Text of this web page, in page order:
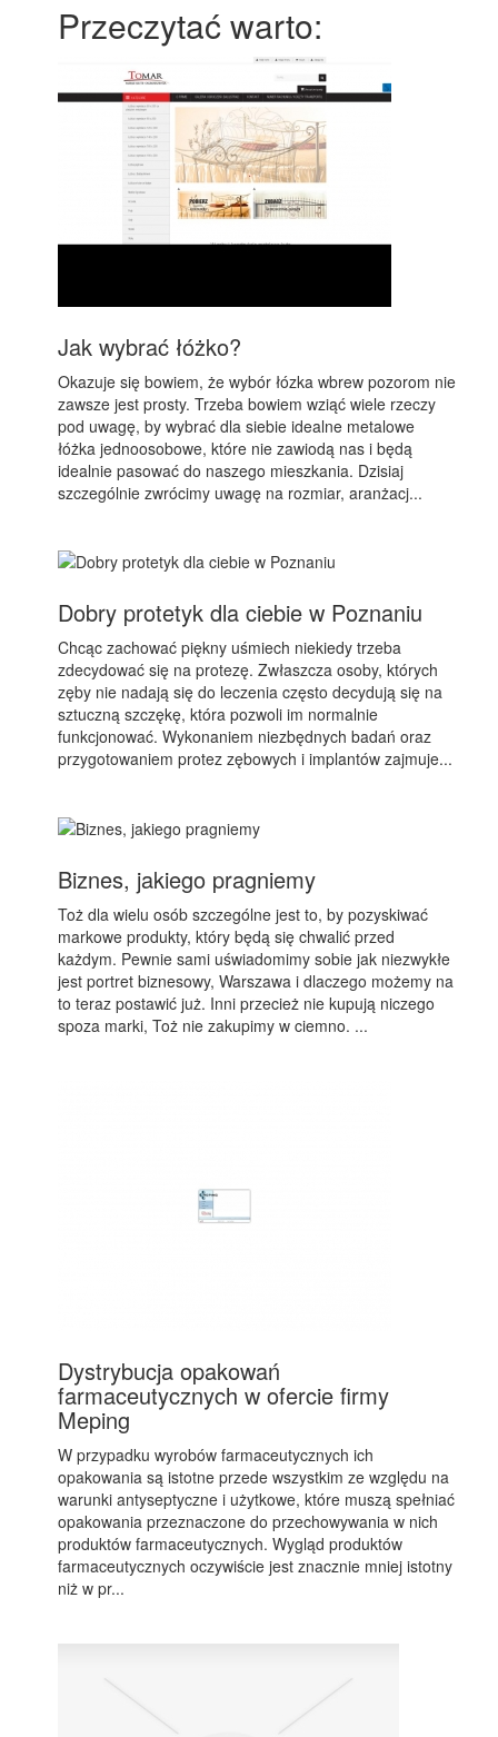
Przeczytać warto:
Jak wybrać łóżko?
Okazuje się bowiem, że wybór łózka wbrew pozorom nie
zawsze jest prosty. Trzeba bowiem wziąć wiele rzeczy
pod uwagę, by wybrać dla siebie idealne metalowe
łóżka jednoosobowe, które nie zawiodą nas i będą
idealnie pasować do naszego mieszkania. Dzisiaj
szczególnie zwrócimy uwagę na rozmiar, aranżacj...
Dobry protetyk dla ciebie w Poznaniu
Chcąc zachować piękny uśmiech niekiedy trzeba
zdecydować się na protezę. Zwłaszcza osoby, których
zęby nie nadają się do leczenia często decydują się na
sztuczną szczękę, która pozwoli im normalnie
funkcjonować. Wykonaniem niezbędnych badań oraz
przygotowaniem protez zębowych i implantów zajmuje...
Biznes, jakiego pragniemy
Toż dla wielu osób szczególne jest to, by pozyskiwać
markowe produkty, który będą się chwalić przed
każdym. Pewnie sami uświadomimy sobie jak niezwykłe
jest portret biznesowy, Warszawa i dlaczego możemy na
to teraz postawić już. Inni przecież nie kupują niczego
spoza marki, Toż nie zakupimy w ciemno. ...
Dystrybucja opakowań
farmaceutycznych w ofercie firmy
Meping
W przypadku wyrobów farmaceutycznych ich
opakowania są istotne przede wszystkim ze względu na
warunki antyseptyczne i użytkowe, które muszą spełniać
opakowania przeznaczone do przechowywania w nich
produktów farmaceutycznych. Wygląd produktów
farmaceutycznych oczywiście jest znacznie mniej istotny
niż w pr...